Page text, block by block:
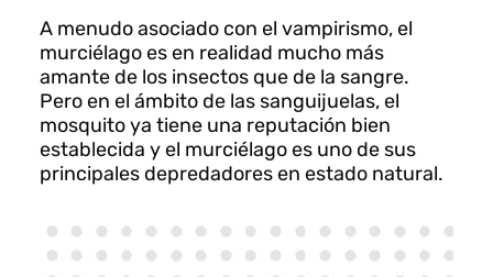
A menudo asociado con el vampirismo, el
murciélago es en realidad mucho más
amante de los insectos que de la sangre.
Pero en el ámbito de las sanguijuelas, el
mosquito ya tiene una reputación bien
establecida y el murciélago es uno de sus
principales depredadores en estado natural.